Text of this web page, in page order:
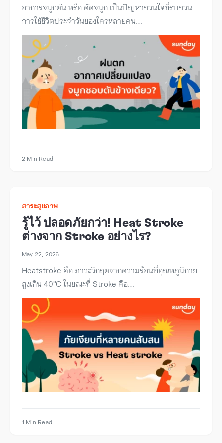
อาการจมูกตัน หรือ คัดจมูก เป็นปัญหากวนใจที่รบกวน
การใช้ชีวิตประจำวันของใครหลายคน…
2 Min Read
สาระสุขภาพ
รู้ไว้ ปลอดภัยกว่า! Heat Stroke
ต่างจาก Stroke อย่างไร?
May 22, 2026
Heatstroke คือ ภาวะวิกฤตจากความร้อนที่อุณหภูมิกาย
สูงเกิน 40°C ในขณะที่ Stroke คือ…
1 Min Read